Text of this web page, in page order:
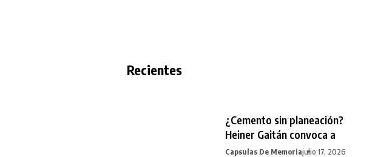
Recientes
¿Cemento sin planeación?
Heiner Gaitán convoca a
Capsulas De Memoriajulio 17, 2026